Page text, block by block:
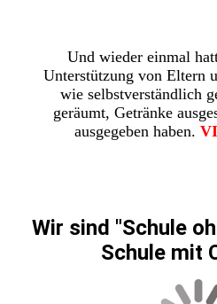
Und wieder einmal
Unterstützung von Eltern
wie selbstverständlich
geräumt, Getränke
ausgegeben haben.
Wir sind "Schule
Schule mit